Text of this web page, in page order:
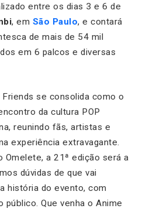
entre os dias 3 e 6 de
, em São Paulo, e contará
de mais de 54 mil
em 6 palcos e diversas
Friends se consolida como o
da cultura POP
reunindo fãs, artistas e
experiência extravagante.
Omelete, a 21ª edição será a
dúvidas de que vai
história do evento, com
Que venha o Anime